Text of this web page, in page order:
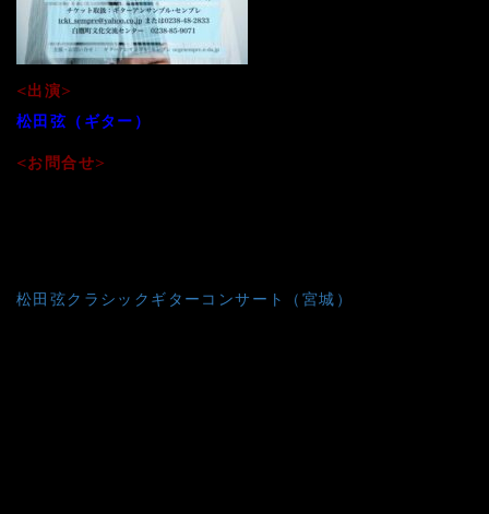
<出演>
松田弦（ギター）
<お問合せ>
投
松田弦クラシックギターコンサート（宮城）